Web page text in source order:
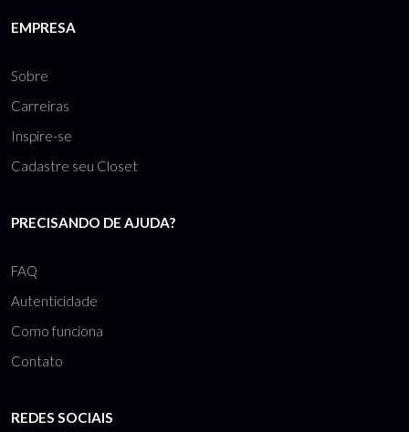
EMPRESA
Sobre
Carreiras
Inspire-se
Cadastre seu Closet
PRECISANDO DE AJUDA?
FAQ
Autenticidade
Como funciona
Contato
REDES SOCIAIS